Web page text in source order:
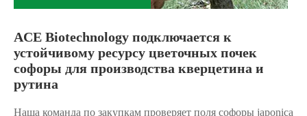
ACE Biotechnology подключается к
устойчивому ресурсу цветочных почек
софоры для производства кверцетина и
рутина
Наша команда по закупкам проверяет поля софоры japonica